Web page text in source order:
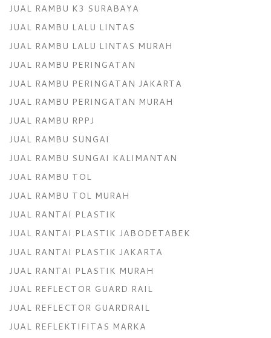
JUAL RAMBU K3 SURABAYA
JUAL RAMBU LALU LINTAS
JUAL RAMBU LALU LINTAS MURAH
JUAL RAMBU PERINGATAN
JUAL RAMBU PERINGATAN JAKARTA
JUAL RAMBU PERINGATAN MURAH
JUAL RAMBU RPPJ
JUAL RAMBU SUNGAI
JUAL RAMBU SUNGAI KALIMANTAN
JUAL RAMBU TOL
JUAL RAMBU TOL MURAH
JUAL RANTAI PLASTIK
JUAL RANTAI PLASTIK JABODETABEK
JUAL RANTAI PLASTIK JAKARTA
JUAL RANTAI PLASTIK MURAH
JUAL REFLECTOR GUARD RAIL
JUAL REFLECTOR GUARDRAIL
JUAL REFLEKTIFITAS MARKA